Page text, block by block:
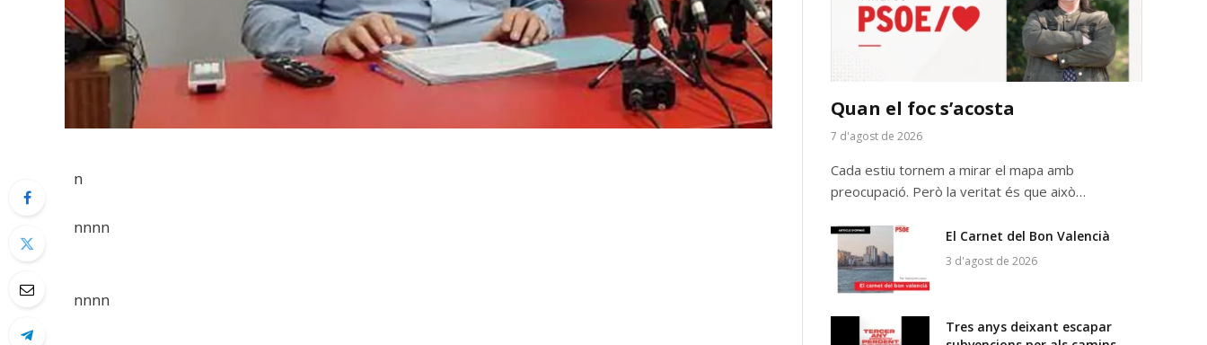
n
nnnn
nnnn
Quan el foc s’acosta
7 d'agost de 2026
Cada estiu tornem a mirar el mapa amb
preocupació. Però la veritat és que això…
El Carnet del Bon Valencià
3 d'agost de 2026
Tres anys deixant escapar